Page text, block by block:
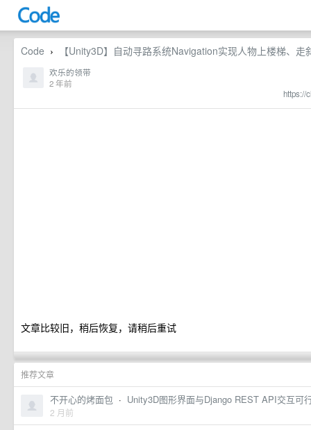
Code › 【Unity3D】自动寻路系统Navigation实现人物上楼梯、
https://
欢乐的领带
2 年前
文章比较旧，稍后恢复，请稍后重试
推荐文章
不开心的烤面包 · Unity3D图形界面与Django REST API交互可
2 月前